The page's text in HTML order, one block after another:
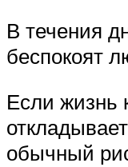
В течения
беспокоят
Если жизнь
обычный